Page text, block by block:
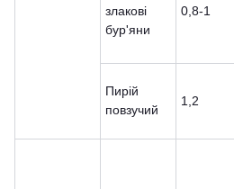
злакові
бур'яни
0,8-1
Пирій
повзучий
1,2